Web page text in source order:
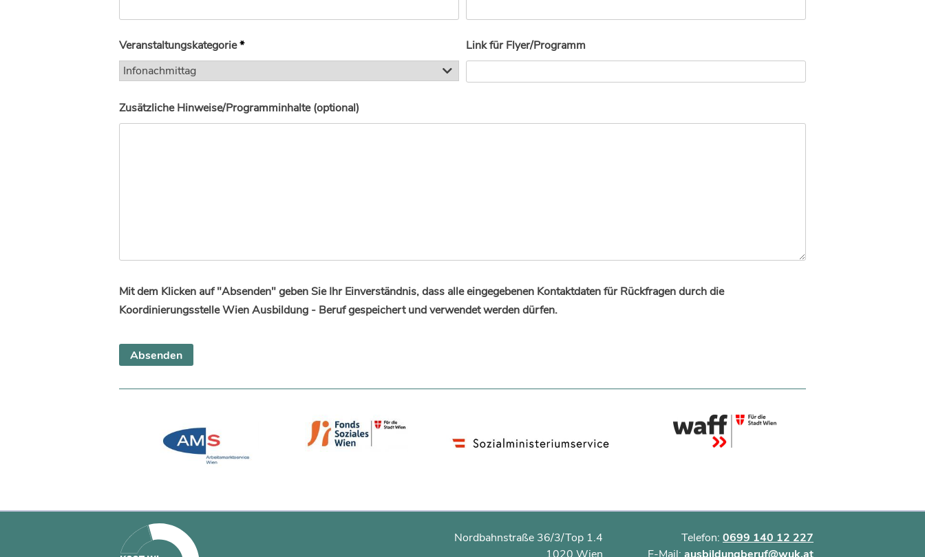
Veranstaltungskategorie* Link für Flyer/Programm
Zusätzliche Hinweise/Programminhalte (optional)
Mit dem Klicken auf "Absenden" geben Sie Ihr Einverständnis, dass alle eingegebenen Kontaktdaten für Rückfragen durch die
Koordinierungsstelle Wien Ausbildung - Beruf gespeichert und verwendet werden dürfen.
Nordbahnstraße 36/3/Top 1.4
Telefon: 0699 140 12 227